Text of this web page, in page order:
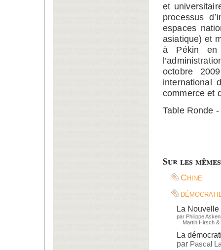
et
processus
espaces
asiatique) et
à Pékin en
octobre
international
commerce et
Table Ronde -
Sur les
Chine
La
par Philippe
Martin Hirsch &
La
par Pascal